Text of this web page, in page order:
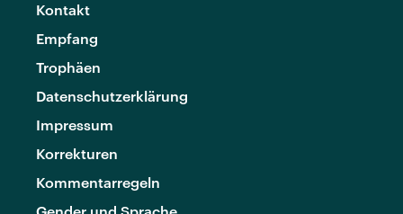
Kontakt
Empfang
Trophäen
Datenschutzerklärung
Impressum
Korrekturen
Kommentarregeln